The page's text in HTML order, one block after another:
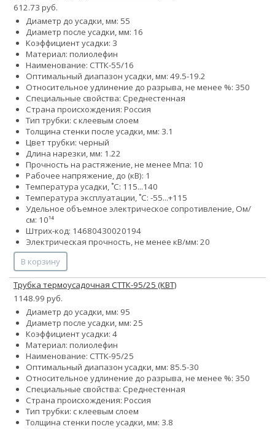
612.73 руб.
Диаметр до усадки, мм: 55
Диаметр после усадки, мм: 16
Коэффициент усадки: 3
Материал: полиолефин
Наименование: СТТК-55/16
Оптимальный диапазон усадки, мм: 49.5-19.2
Относительное удлинение до разрыва, не менее %: 350
Специальные свойства: Среднестенная
Страна происхождения: Россия
Тип трубки: с клеевым слоем
Толщина стенки после усадки, мм: 3.1
Цвет трубки: черный
Длина нарезки, мм: 1.22
Прочность на растяжение, не менее Мпа: 10
Рабочее напряжение, до (кВ): 1
Температура усадки, ˚С: 115...140
Температура эксплуатации, ˚С: -55...+115
Удельное объемное электрическое сопротивление, Ом/
см: 10¹⁴
Штрих-код: 14680430020194
Электрическая прочность, не менее кВ/мм: 20
В корзину
Трубка термоусадочная СТТК-95/25 (КВТ)
1148.99 руб.
Диаметр до усадки, мм: 95
Диаметр после усадки, мм: 25
Коэффициент усадки: 4
Материал: полиолефин
Наименование: СТТК-95/25
Оптимальный диапазон усадки, мм: 85.5-30
Относительное удлинение до разрыва, не менее %: 350
Специальные свойства: Среднестенная
Страна происхождения: Россия
Тип трубки: с клеевым слоем
Толщина стенки после усадки, мм: 3.8